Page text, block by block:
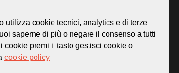
Homepage
Mappa
Storie
utilizza cookie tecnici, analytics e di terze
saperne di più o negare il consenso a tutti
cookie premi il tasto gestisci cookie o
cookie policy